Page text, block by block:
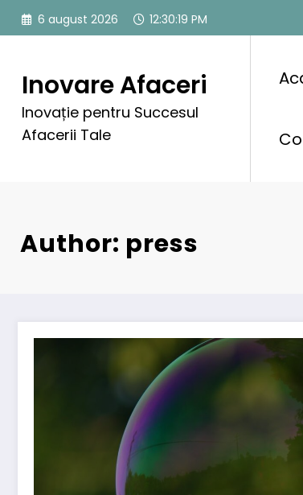
6 august 2026 12:30:21 PM
Inovare Afaceri
Inovație pentru Succesul
Afacerii Tale
Author: press